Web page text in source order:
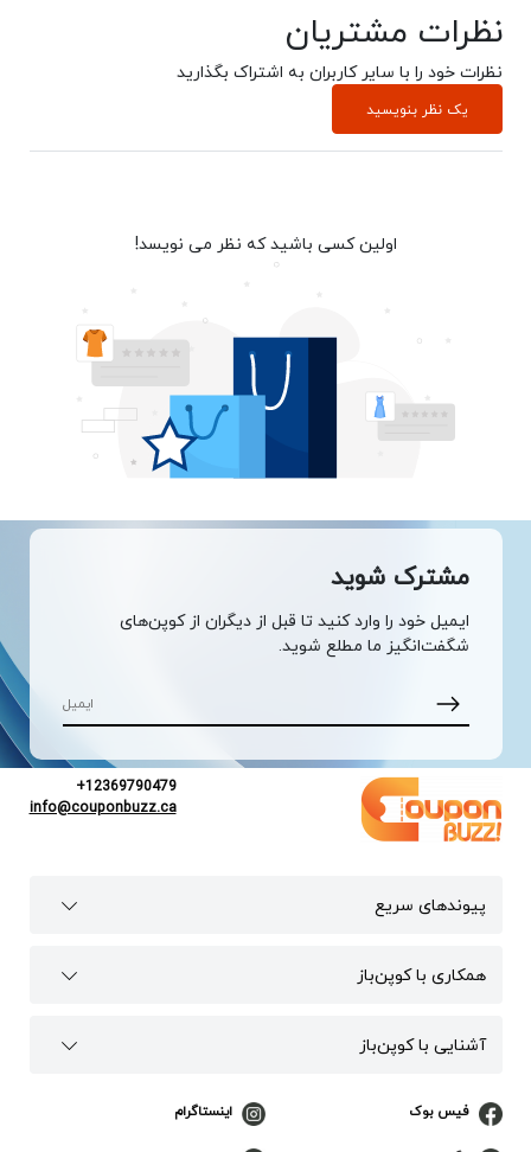
نظرات مشتریان
نظرات خود را با سایر کاربران به اشتراک بگذارید
یک نظر بنویسید
اولین کسی باشید که نظر می نویسد!
مشترک شوید
ایمیل خود را وارد کنید تا قبل از دیگران از کوپن‌های
شگفت‌انگیز ما مطلع شوید.
+12369790479
info@couponbuzz.ca
پیوند‌های سریع
همکاری با کوپن‌باز
آشنایی با کوپن‌باز
فیس بوک اینستاگرام